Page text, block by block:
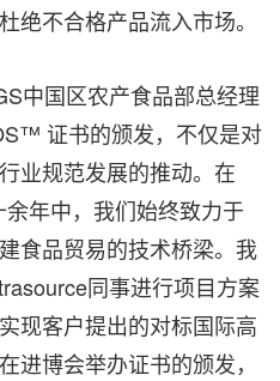
绝不合格产品流入市场。
中国区农产食品部总经理
证书的颁发，不仅是对
业规范发展的推动。在
年中，我们始终致力于
食品贸易的技术桥梁。我
同事进行项目方案
现客户提出的对标国际高
进博会举办证书的颁发，